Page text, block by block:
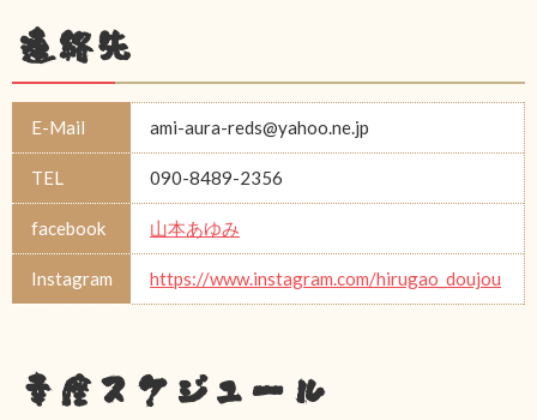
連絡先
E-Mail ami-aura-reds@yahoo.ne.jp
TEL 090-8489-2356
facebook 山本あゆみ
Instagram https://www.instagram.com/hirugao_doujou
幸座スケジュール